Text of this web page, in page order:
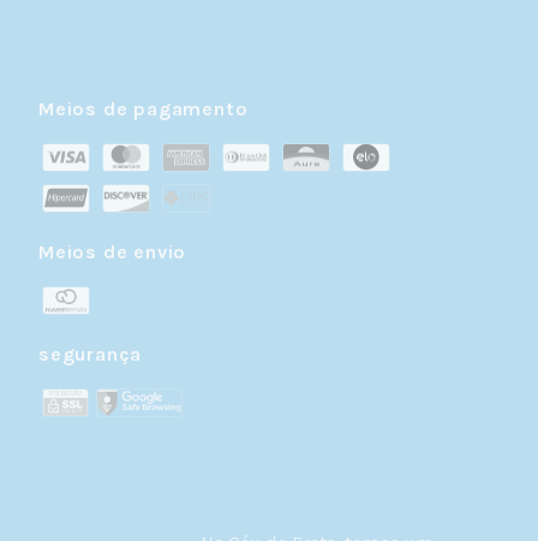
Meios de pagamento
Meios de envio
segurança